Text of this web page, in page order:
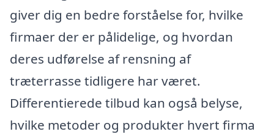
giver dig en bedre forståelse for, hvilke
firmaer der er pålidelige, og hvordan
deres udførelse af rensning af
træterrasse tidligere har været.
Differentierede tilbud kan også belyse,
hvilke metoder og produkter hvert firma